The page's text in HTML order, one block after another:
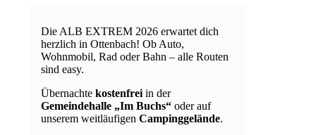
Die ALB EXTREM 2026 erwartet dich
herzlich in Ottenbach! Ob Auto,
Wohnmobil, Rad oder Bahn – alle Routen
sind easy.
Übernachte kostenfrei in der
Gemeindehalle „Im Buchs“ oder auf
unserem weitläufigen Campinggelände.